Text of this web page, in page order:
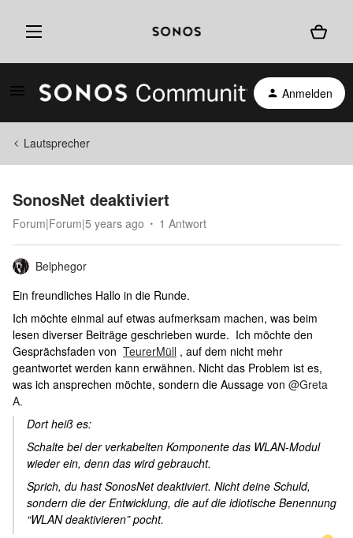
Anmelden
Lautsprecher
SonosNet deaktiviert
Forum|Forum|5 years ago 1 Antwort
Belphegor
Ein freundliches Hallo in die Runde.
Ich möchte einmal auf etwas aufmerksam machen, was beim
lesen diverser Beiträge geschrieben wurde. Ich möchte den
Gesprächsfaden von TeurerMüll , auf dem nicht mehr
geantwortet werden kann erwähnen. Nicht das Problem ist es,
was ich ansprechen möchte, sondern die Aussage von @Greta
A.
Dort heiß es:
Schalte bei der verkabelten Komponente das WLAN-Modul
wieder ein, denn das wird gebraucht.
Sprich, du hast SonosNet deaktiviert. Nicht deine Schuld,
sondern die der Entwicklung, die auf die idiotische Benennung
“WLAN deaktivieren” pocht.